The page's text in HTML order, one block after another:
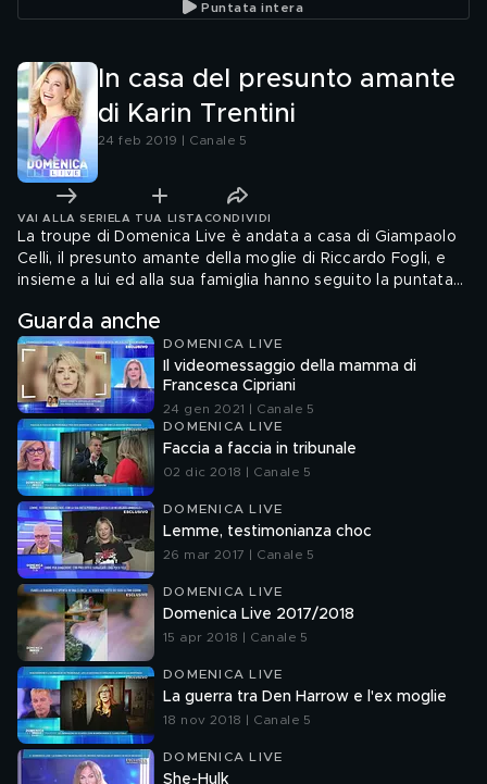
Puntata intera
In casa del presunto amante
di Karin Trentini
24 feb 2019 | Canale 5
VAI ALLA SERIE LA TUA LISTA CONDIVIDI
La troupe di Domenica Live è andata a casa di Giampaolo
Celli, il presunto amante della moglie di Riccardo Fogli, e
insieme a lui ed alla sua famiglia hanno seguito la puntata
Guarda anche
DOMENICA LIVE
Il videomessaggio della mamma di
Francesca Cipriani
24 gen 2021 | Canale 5
DOMENICA LIVE
Faccia a faccia in tribunale
02 dic 2018 | Canale 5
DOMENICA LIVE
Lemme, testimonianza choc
26 mar 2017 | Canale 5
DOMENICA LIVE
Domenica Live 2017/2018
15 apr 2018 | Canale 5
DOMENICA LIVE
La guerra tra Den Harrow e l'ex moglie
18 nov 2018 | Canale 5
DOMENICA LIVE
She-Hulk